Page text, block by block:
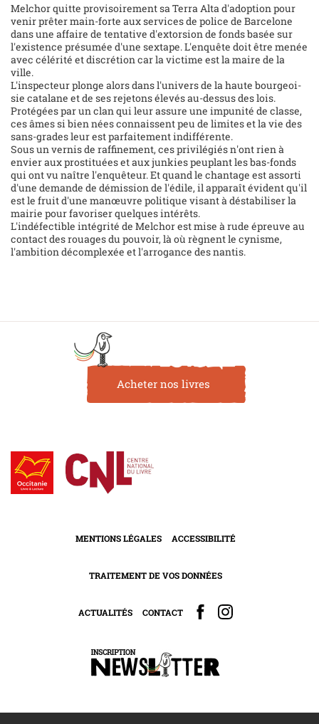
Melchor quitte provisoirement sa Terra Alta d'adoption pour
venir prêter main-forte aux services de police de Barcelone
dans une affaire de tentative d'extorsion de fonds basée sur
l'existence présumée d'une sextape. L'enquête doit être menée
avec célérité et discrétion car la victime est la maire de la
ville.
L'inspecteur plonge alors dans l'univers de la haute bour­geoi­
sie catalane et de ses rejetons élevés au-dessus des lois.
Protégées par un clan qui leur assure une impunité de classe,
ces âmes si bien nées connaissent peu de limites et la vie des
sans-grades leur est parfaitement indifférente.
Sous un vernis de raffinement, ces privilégiés n'ont rien à
envier aux prostituées et aux junkies peuplant les bas-fonds
qui ont vu naître l'enquêteur. Et quand le chantage est assorti
d'une demande de démission de l'édile, il apparaît évident qu'il
est le fruit d'une manœuvre politique visant à déstabiliser la
mairie pour favoriser quelques intérêts.
L'indéfectible intégrité de Melchor est mise à rude épreuve au
contact des rouages du pouvoir, là où règnent le cynisme,
l'ambition décomplexée et l'arrogance des nantis.
Acheter nos livres
MENTIONS LÉGALES ACCESSIBILITÉ
TRAITEMENT DE VOS DONNÉES
ACTUALITÉS CONTACT